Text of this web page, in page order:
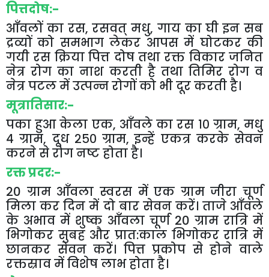
पित्तदोष:-
आँवलों का रस,रसवत् मधु, गाय का घी इन सब
द्रव्यों को समभाग लेकर आपस में घोटकर की
गयी रस क्रिया पित्त दोष तथा रक्त विकार जनित
नेत्र रोग का नाश करती है तथा तिमिर रोग व
नेत्रपटलमेंउत्पन्नरोगोंको भीदूरकरतीहै।
मूत्रातिसार:-
पका हुआ केला एक, आँवले का रस १० ग्राम,मधु
४ ग्राम, दूध २५० ग्राम,इन्हें एकत्र करके सेवन
करनेसेरोगनष्टहोताहै।
रक्तप्रदर:-
20 ग्राम आँवला स्वरस में एक ग्राम जीरा चूर्ण
मिला कर दिन में दो बार सेवन करें। ताजे आँवले
के अभाव में शुष्क आँवला चूर्ण20 ग्राम रात्रि में
भिगोकर सुबह और प्रात:काल भिगोकर रात्रि में
छानकर सेवन करें। पित्त प्रकोप से होने वाले
रक्तस्रावमेंविशेषलाभहोताहै।